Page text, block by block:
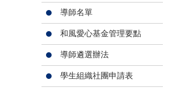
導師名單
和風愛心基金管理要點
導師遴選辦法
學生組織社團申請表